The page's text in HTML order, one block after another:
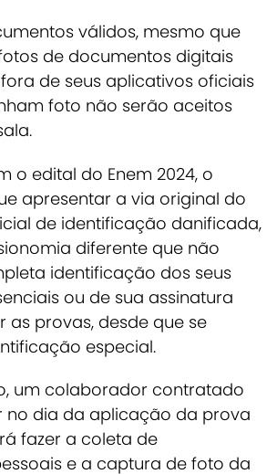
válidos, mesmo que
de documentos digitais
de seus aplicativos oficiais
foto não serão aceitos
o edital do Enem 2024, o
apresentar a via original do
de identificação danificada,
diferente que não
identificação dos seus
ou de sua assinatura
as provas, desde que se
especial.
um colaborador contratado
no dia da aplicação da prova
fazer a coleta de
e a captura de foto da